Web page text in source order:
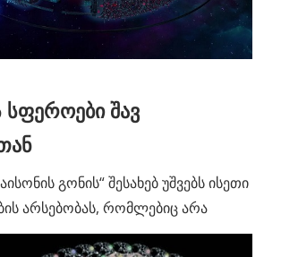
სფეროები შავ
გონის“ შესახებ უშვებს ისეთი
არსებობას, რომლებიც არა